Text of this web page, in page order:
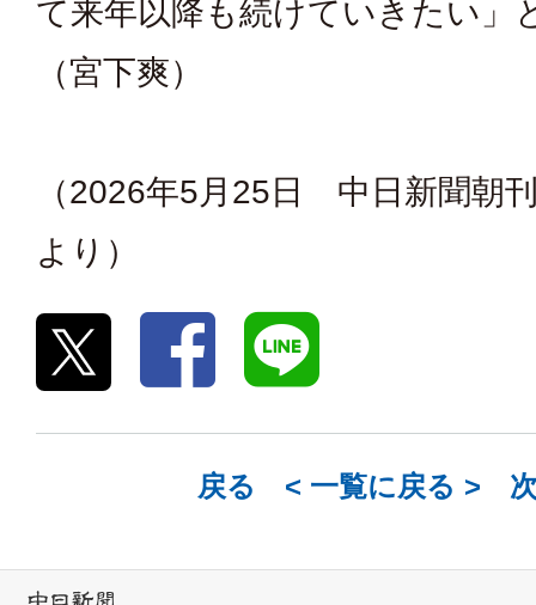
て来年以降も続けていきたい」
（宮下爽）
（2026年5月25日 中日新聞朝
より）
戻る < 一覧に戻る >